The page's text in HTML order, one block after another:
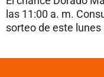
las 11:00 a. m.
sorteo de este lunes